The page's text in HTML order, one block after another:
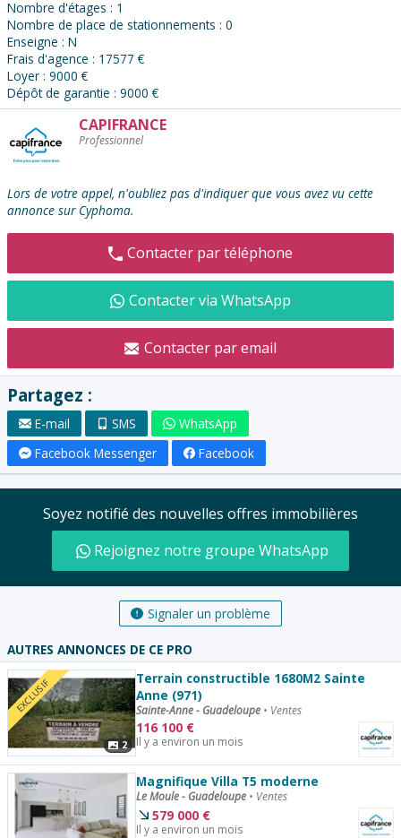
Nombre d'étages : 1
Nombre de place de stationnements : 0
Enseigne : N
Frais d'agence : 17577 €
Loyer : 9000 €
Dépôt de garantie : 9000 €
Contacter
l'annonceur
CAPIFRANCE
Professionnel
Lors de votre appel, n'oubliez pas d'indiquer que vous avez vu cette
annonce sur Cyphoma.
Contacter par téléphone
Contacter via WhatsApp
Contacter par email
Partagez :
E-mail SMS
WhatsApp
Facebook Messenger
Facebook
Soyez notifié des nouvelles offres immobilières
Rejoignez notre groupe WhatsApp
Signaler un problème
AUTRES ANNONCES DE CE PRO
EXCLUSIF
2
Terrain constructible 1680M2 Sainte
Anne (971)
Sainte-Anne - Guadeloupe • Ventes
116 100 €
Il y a environ un mois
Magnifique Villa T5 moderne
Le Moule - Guadeloupe • Ventes
579 000 €
Il y a environ un mois